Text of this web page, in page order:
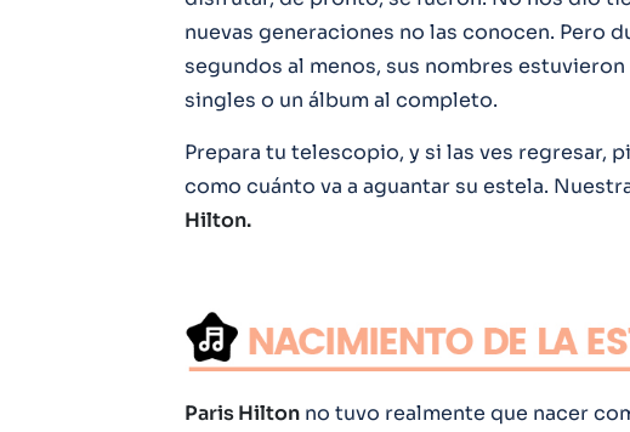
nuevas generaciones no las conocen. Pero
segundos al menos, sus nombres
singles o un álbum al completo.
Prepara tu telescopio, y si las ves regresar,
como cuánto va a aguantar su estela.
Hilton.
Paris Hilton no tuvo realmente que nacer